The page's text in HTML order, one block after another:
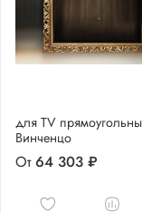
для TV
Винченцо
От 64 303 ₽